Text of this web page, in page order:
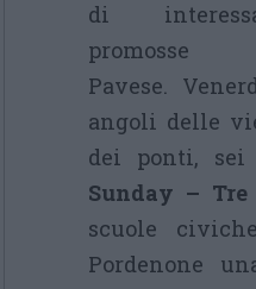
di
Pavese.
angoli delle
dei ponti, sei
Sunday –
scuole
Pordenone